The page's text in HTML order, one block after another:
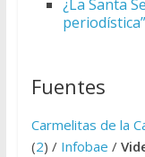
¿La Santa
Fuentes
Carmelitas de la
(2) / Infobae /